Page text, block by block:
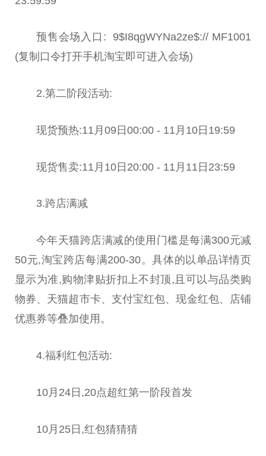
预售会场入口: 9$I8qgWYNa2ze$:// MF1001
(复制口令打开手机淘宝即可进入会场)
2.第二阶段活动:
现货预热:11月09日00:00 - 11月10日19:59
现货售卖:11月10日20:00 - 11月11日23:59
3.跨店满减
今年天猫跨店满减的使用门槛是每满300元减
50元,淘宝跨店每满200-30。具体的以单品详情页
显示为准,购物津贴折扣上不封顶,且可以与品类购
物券、天猫超市卡、支付宝红包、现金红包、店铺
优惠券等叠加使用。
4.福利红包活动:
10月24日,20点超红第一阶段首发
10月25日,红包猜猜猜